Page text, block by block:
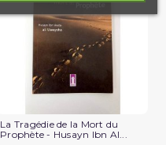
La Tragédie de la Mort du
Prophète - Husayn Ibn Al...